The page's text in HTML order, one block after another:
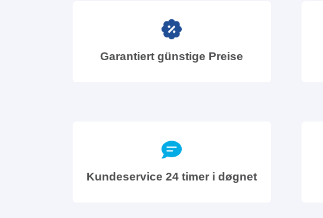
Garantiert günstige Preise
Kundeservice 24 timer i døgnet